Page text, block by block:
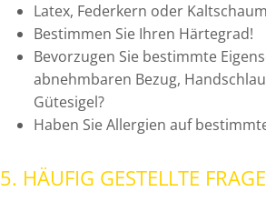
Latex, Federkern oder
Bestimmen Sie Ihren Härtegrad!
Bevorzugen Sie bestimmte
abnehmbaren Bezug,
Gütesigel?
Haben Sie Allergien auf
5. HÄUFIG GESTELLTE